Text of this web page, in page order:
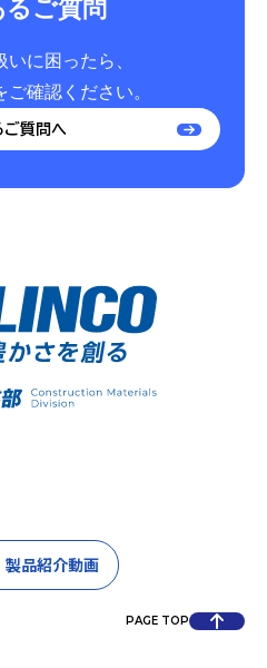
ご質問
に困ったら、
確認ください。
ご質問へ
製品紹介動画
PAGE TOP